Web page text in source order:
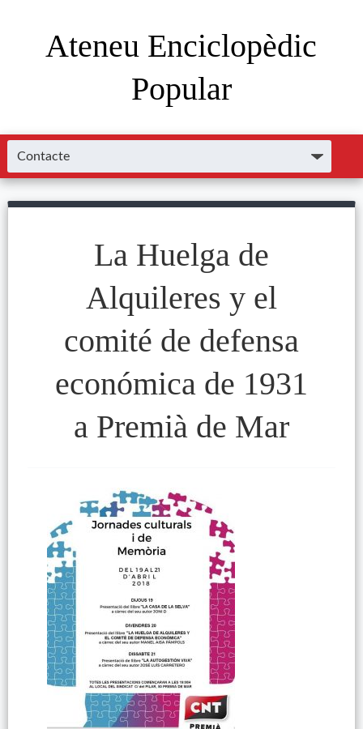
Ateneu Enciclopèdic
Popular
La Huelga de
Alquileres y el
comité de defensa
económica de 1931
a Premià de Mar